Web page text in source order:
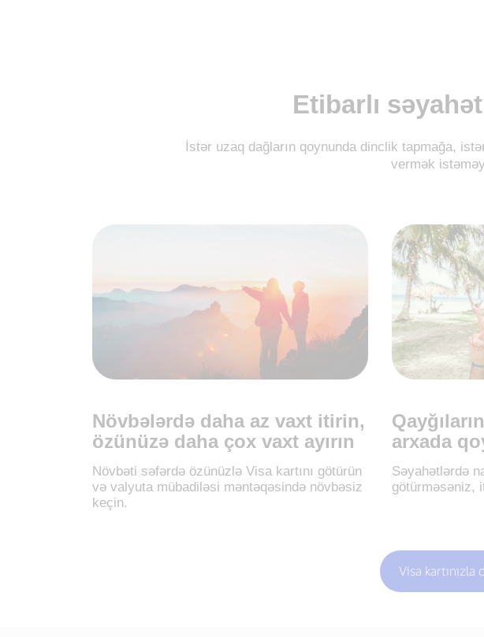
Etibarlı səyahət
İstər uzaq dağların qoynunda dinclik tapmağa,
vermək
Növbələrdə daha az vaxt itirin,
özünüzə daha çox vaxt ayırın
Növbəti səfərdə özünüzlə Visa kartını götürün
və valyuta mübadiləsi məntəqəsində növbəsiz
keçin.
arxada
Səyahətlərdə
götürməsəniz,
Visa